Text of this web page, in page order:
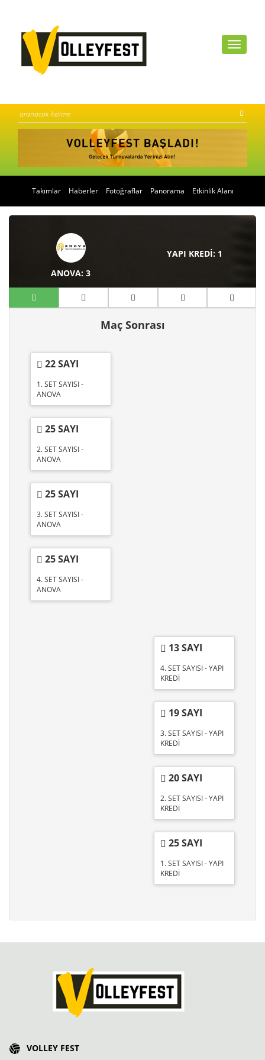
Takımlar Haberler Fotoğraflar Panorama Etkinlik Alanı
ANOVA: 3
YAPI KREDİ: 1
Maç Sonrası
22 SAYI
1. SET SAYISI -
ANOVA
25 SAYI
2. SET SAYISI -
ANOVA
25 SAYI
3. SET SAYISI -
ANOVA
25 SAYI
4. SET SAYISI -
ANOVA
13 SAYI
4. SET SAYISI - YAPI
KREDİ
19 SAYI
3. SET SAYISI - YAPI
KREDİ
20 SAYI
2. SET SAYISI - YAPI
KREDİ
25 SAYI
1. SET SAYISI - YAPI
KREDİ
VOLLEY FEST